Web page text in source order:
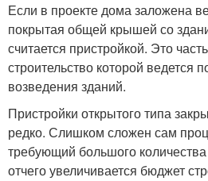
Если в проекте дома заложена
покрытая общей крышей со
считается пристройкой. Это
строительство которой ведется
возведения зданий.
Пристройки открытого типа
редко. Слишком сложен сам
требующий большого
отчего увеличивается бюджет